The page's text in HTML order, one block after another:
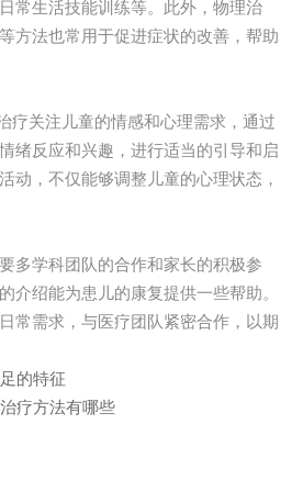
常生活技能训练等。此外，物理治
方法也常用于促进症状的改善，帮助
关注儿童的情感和心理需求，通过
绪反应和兴趣，进行适当的引导和启
动，不仅能够调整儿童的心理状态，
学科团队的合作和家长的积极参
介绍能为患儿的康复提供一些帮助。
常需求，与医疗团队紧密合作，以期
的特征
疗方法有哪些